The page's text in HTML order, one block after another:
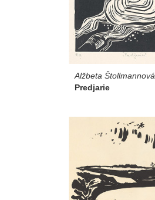
Alžbeta Štollmannová
Predjarie